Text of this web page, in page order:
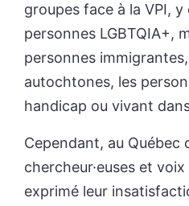
groupes face à la VPI,
personnes LGBTQIA+,
personnes
autochtones, les
handicap ou vivant
Cependant, au Québec
chercheur·euses et
exprimé leur